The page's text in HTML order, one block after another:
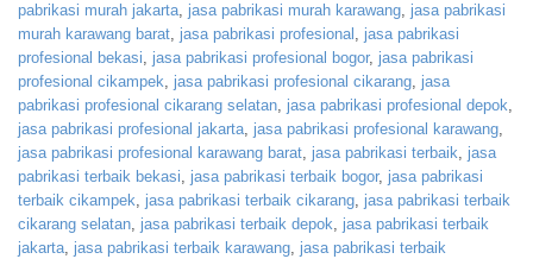
pabrikasi murah jakarta, jasa pabrikasi murah karawang, jasa pabrikasi
murah karawang barat, jasa pabrikasi profesional , jasa pabrikasi
profesional bekasi, jasa pabrikasi profesional bogor, jasa pabrikasi
profesional cikampek, jasa pabrikasi profesional cikarang, jasa
pabrikasi profesional cikarang selatan, jasa pabrikasi profesional depok,
jasa pabrikasi profesional jakarta, jasa pabrikasi profesional karawang,
jasa pabrikasi profesional karawang barat, jasa pabrikasi terbaik, jasa
pabrikasi terbaik bekasi, jasa pabrikasi terbaik bogor, jasa pabrikasi
terbaik cikampek, jasa pabrikasi terbaik cikarang, jasa pabrikasi terbaik
cikarang selatan, jasa pabrikasi terbaik depok, jasa pabrikasi terbaik
jakarta, jasa pabrikasi terbaik karawang, jasa pabrikasi terbaik